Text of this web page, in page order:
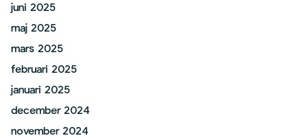
juni 2025
maj 2025
mars 2025
februari 2025
januari 2025
december 2024
november 2024